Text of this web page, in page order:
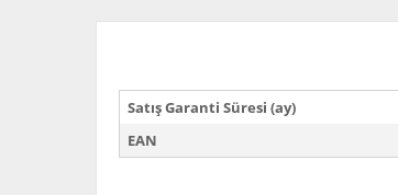
Satış Garanti Süresi (ay)
EAN